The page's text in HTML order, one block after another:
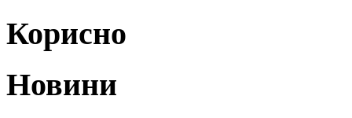
Корисно
Новини